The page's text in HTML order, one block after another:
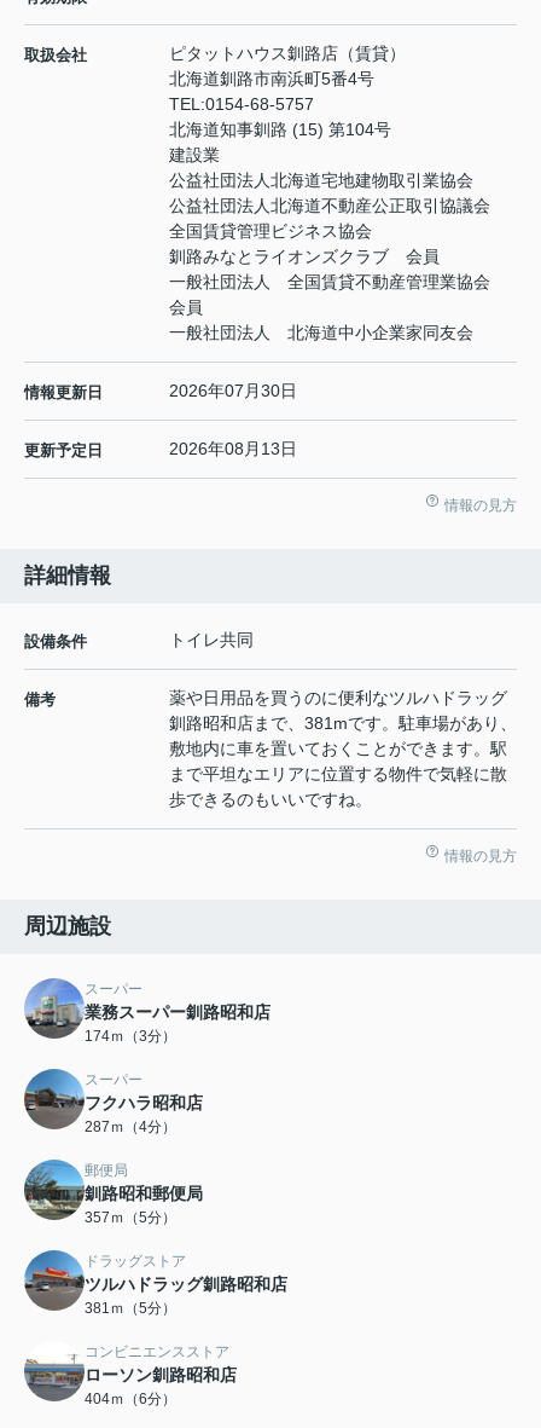
取扱会社
ピタットハウス釧路店（賃貸）
北海道釧路市南浜町5番4号
TEL:0154-68-5757
北海道知事釧路 (15) 第104号
建設業
公益社団法人北海道宅地建物取引業協会
公益社団法人北海道不動産公正取引協議会
全国賃貸管理ビジネス協会
釧路みなとライオンズクラブ 会員
一般社団法人 全国賃貸不動産管理業協会
会員
一般社団法人 北海道中小企業家同友会
情報更新日 2026年07月30日
更新予定日 2026年08月13日
情報の見方
詳細情報
設備条件 トイレ共同
備考
薬や日用品を買うのに便利なツルハドラッグ
釧路昭和店まで、381mです。駐車場があり、
敷地内に車を置いておくことができます。駅
まで平坦なエリアに位置する物件で気軽に散
歩できるのもいいですね。
情報の見方
周辺施設
スーパー
業務スーパー釧路昭和店
174ｍ（3分）
スーパー
フクハラ昭和店
287ｍ（4分）
郵便局
釧路昭和郵便局
357ｍ（5分）
ドラッグストア
ツルハドラッグ釧路昭和店
381ｍ（5分）
コンビニエンスストア
ローソン釧路昭和店
404ｍ（6分）